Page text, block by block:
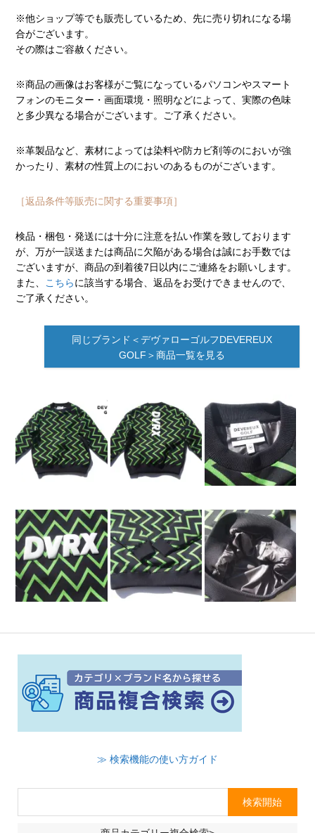
※他ショップ等でも販売しているため、先に売り切れになる場
合がございます。
その際はご容赦ください。
※商品の画像はお客様がご覧になっているパソコンやスマート
フォンのモニター・画面環境・照明などによって、実際の色味
と多少異なる場合がございます。ご了承ください。
※革製品など、素材によっては染料や防カビ剤等のにおいが強
かったり、素材の性質上のにおいのあるものがございます。
［返品条件等販売に関する重要事項］
検品・梱包・発送には十分に注意を払い作業を致しております
が、万が一誤送または商品に欠陥がある場合は誠にお手数では
ございますが、商品の到着後7日以内にご連絡をお願いします。
また、 こちらに該当する場合、返品をお受けできませんので、
ご了承ください。
同じブランド＜デヴァローゴルフDEVEREUX
GOLF＞商品一覧を見る
≫ 検索機能の使い方ガイド